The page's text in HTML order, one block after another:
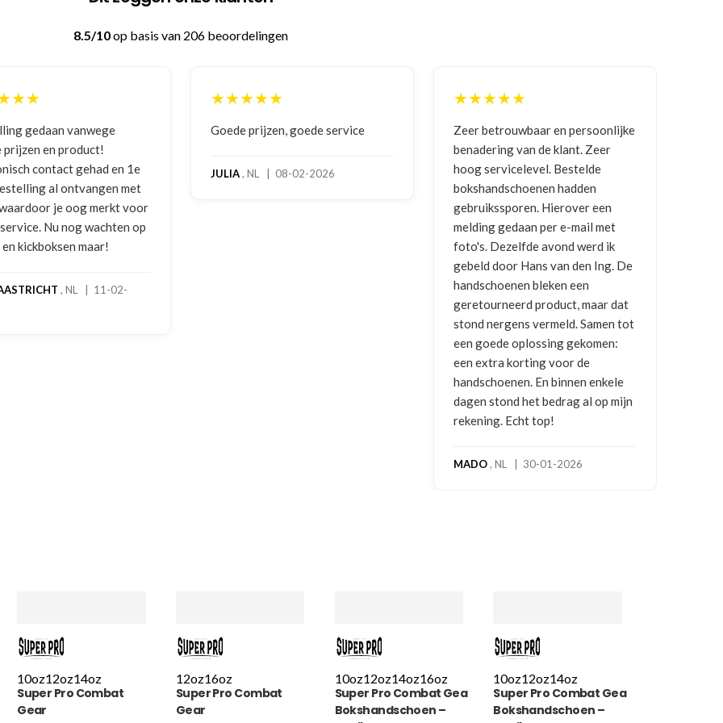
8.5/10op basis van 206 beoordelingen
prijzen, goede service
, NL | 08-02-2026
★★★★★
Zeer betrouwbaar en persoonlijke
hoog servicelevel. Bestelde
★★★★★
Goede communicatie, artikel goed
ontvangen
NICO VERMUNICHT, BE | 29-01-
2026
10oz12oz14oz
Super Pro Combat
Gear
12oz16oz
Super Pro Combat
Gear
10oz12oz14oz16oz
Super Pro Combat Gear
Bokshandschoen –
10oz12oz14oz
Super Pro Combat Gear
Bokshandschoen –